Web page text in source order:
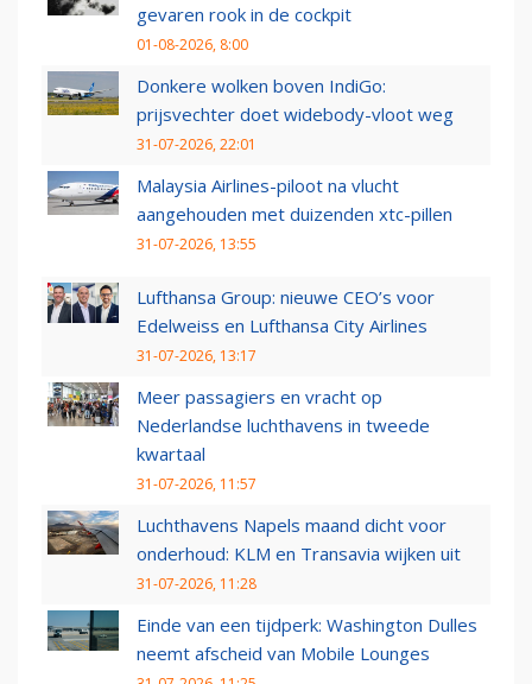
gevaren rook in de cockpit
01-08-2026, 8:00
Donkere wolken boven IndiGo:
prijsvechter doet widebody-vloot weg
31-07-2026, 22:01
Malaysia Airlines-piloot na vlucht
aangehouden met duizenden xtc-pillen
31-07-2026, 13:55
Lufthansa Group: nieuwe CEO’s voor
Edelweiss en Lufthansa City Airlines
31-07-2026, 13:17
Meer passagiers en vracht op
Nederlandse luchthavens in tweede
kwartaal
31-07-2026, 11:57
Luchthavens Napels maand dicht voor
onderhoud: KLM en Transavia wijken uit
31-07-2026, 11:28
Einde van een tijdperk: Washington Dulles
neemt afscheid van Mobile Lounges